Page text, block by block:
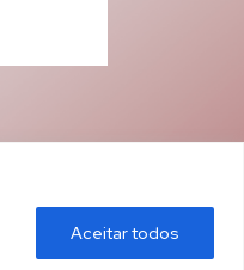
Aceitar todos